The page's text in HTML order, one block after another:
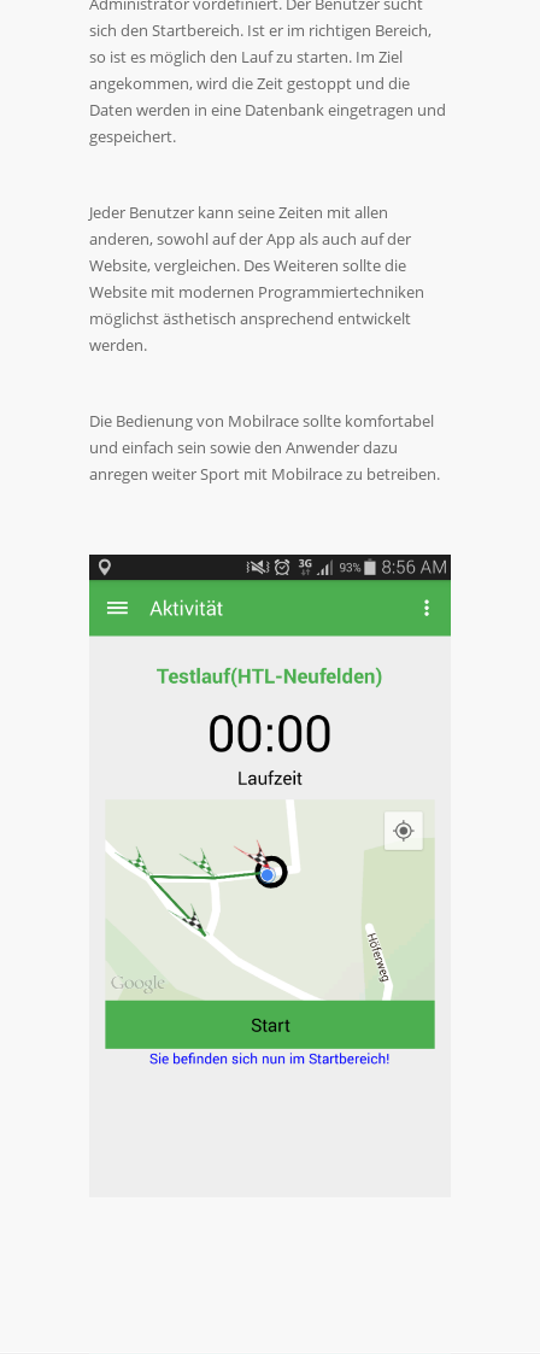
sich den Startbereich. Ist er im richtigen Bereich,
so ist es möglich den Lauf zu starten. Im Ziel
angekommen, wird die Zeit gestoppt und die
Daten werden in eine Datenbank eingetragen und
gespeichert.
Jeder Benutzer kann seine Zeiten mit allen
anderen, sowohl auf der App als auch auf der
Website, vergleichen. Des Weiteren sollte die
Website mit modernen Programmiertechniken
möglichst ästhetisch ansprechend entwickelt
werden.
Die Bedienung von Mobilrace sollte komfortabel
und einfach sein sowie den Anwender dazu
anregen weiter Sport mit Mobilrace zu betreiben.